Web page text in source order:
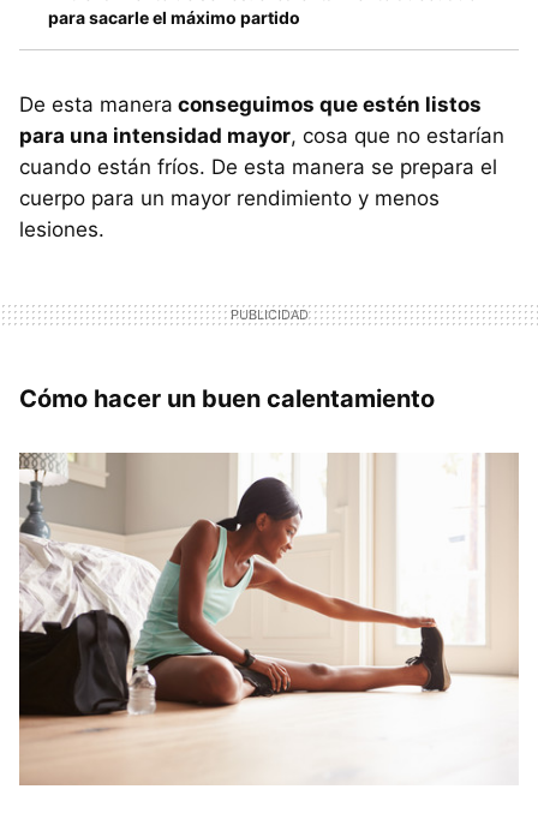
para sacarle el máximo partido
De esta manera conseguimos que estén listos
para una intensidad mayor, cosa que no estarían
cuando están fríos. De esta manera se prepara el
cuerpo para un mayor rendimiento y menos
lesiones.
Cómo hacer un buen calentamiento